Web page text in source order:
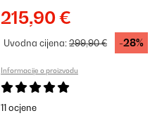
215,90 €
Uvodna cijena:299,90 € -28%
Informacije o proizvodu
11 ocjene